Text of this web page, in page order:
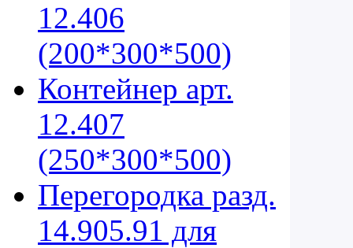
12.406
(200*300*500)
Контейнер арт.
12.407
(250*300*500)
Перегородка разд.
14.905.91 для